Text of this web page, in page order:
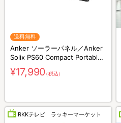
送料無料
Anker ソーラーパネル／Anker
Solix PS60 Compact Portable
Solar Panel／60W／防災グッズ
／災害対策
¥17,990（税込）
RKKテレビ ラッキーマーケット